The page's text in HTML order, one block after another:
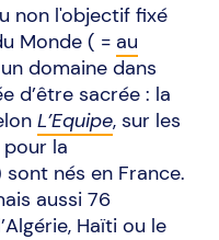
non l'objectif fixé
Monde ( = au
domaine dans
d’être sacrée : la
L’Equipe, sur les
la
sont nés en France.
aussi 76
Haïti ou le